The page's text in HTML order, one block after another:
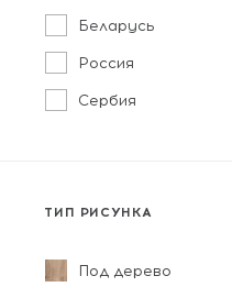
Беларусь
Россия
Сербия
ТИП РИСУНКА
Под дерево